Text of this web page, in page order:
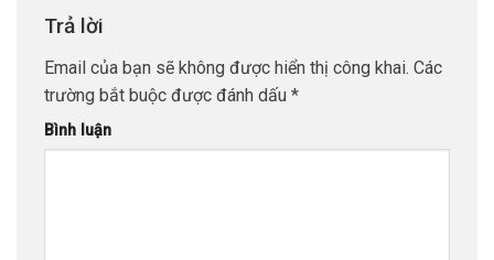
Trả lời
Email của bạn sẽ không được hiển thị công khai. Các
trường bắt buộc được đánh dấu *
Bình luận